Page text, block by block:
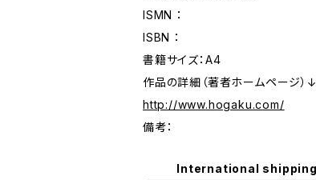
ISMN ：
ISBN ：
書籍サイズ：A4
作品の詳細（著者ホームページ）↓
http://www.hogaku.com/
備考：
International